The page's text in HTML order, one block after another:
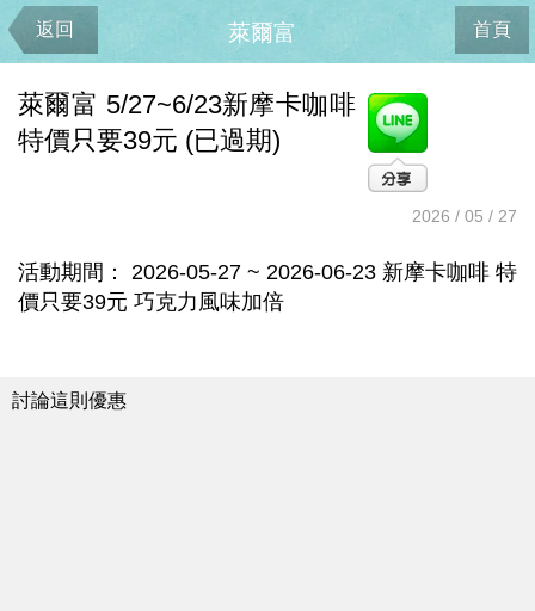
返回 首頁
萊爾富
萊爾富 5/27~6/23新摩卡咖啡
特價只要39元 (已過期)
2026 / 05 / 27
活動期間： 2026-05-27 ~ 2026-06-23 新摩卡咖啡 特
價只要39元 巧克力風味加倍
討論這則優惠